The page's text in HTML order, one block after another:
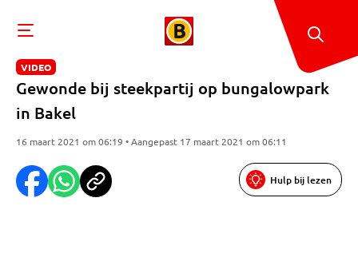
VIDEO
Gewonde bij steekpartij op bungalowpark
in Bakel
16 maart 2021 om 06:19 • Aangepast 17 maart 2021 om 06:11
Hulp bij lezen